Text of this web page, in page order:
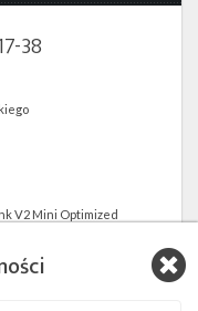
38
wV2 Mini Optimized